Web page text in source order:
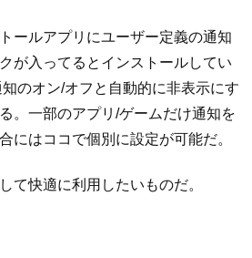
ールアプリにユーザー定義の通知
が入ってるとインストールしてい
のオン/オフと自動的に非表示にす
。一部のアプリ/ゲームだけ通知を
にはココで個別に設定が可能だ。
て快適に利用したいものだ。